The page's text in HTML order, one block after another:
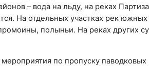
– вода на льду, на реках
На отдельных участках рек
полыньи. На реках других
по пропуску паводковых